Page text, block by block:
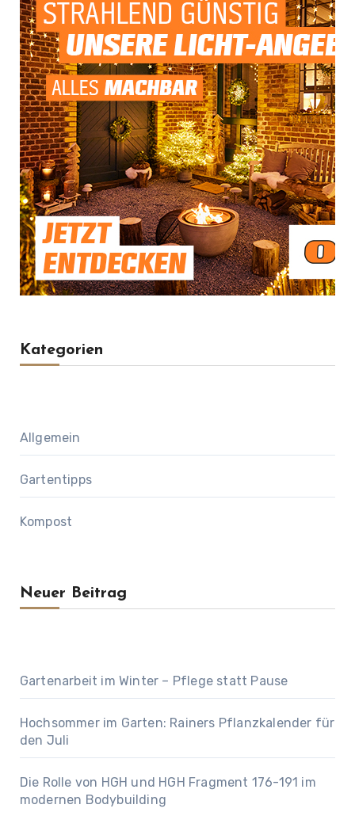
Kategorien
Allgemein
Gartentipps
Kompost
Neuer Beitrag
Gartenarbeit im Winter – Pflege statt Pause
Hochsommer im Garten: Rainers Pflanzkalender für
den Juli
Die Rolle von HGH und HGH Fragment 176-191 im
modernen Bodybuilding